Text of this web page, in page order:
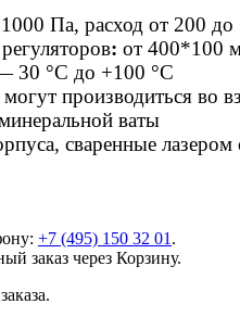
Па, расход от 200
: от 400*100
30 °C до +100 °C
производиться во
ваты
сваренные
+7 (495) 150 32 01 .
заказ через Корзину.